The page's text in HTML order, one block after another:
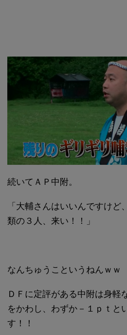
続いてＡＰ中附。
「大輔さんはいいんですけど
類の３人、来い！！」
なんちゅうこというねんｗｗ
ＤＦに定評がある中附は身軽
をかわし、わずか－１ｐｔと
す！！